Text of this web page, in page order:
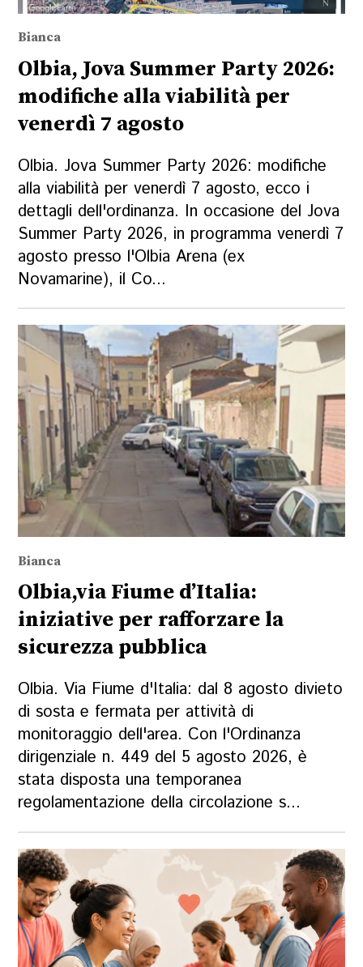
Bianca
Olbia, Jova Summer Party 2026:
modifiche alla viabilità per
venerdì 7 agosto
Olbia. Jova Summer Party 2026: modifiche
alla viabilità per venerdì 7 agosto, ecco i
dettagli dell'ordinanza. In occasione del Jova
Summer Party 2026, in programma venerdì 7
agosto presso l'Olbia Arena (ex
Novamarine), il Co...
Bianca
Olbia,via Fiume d’Italia:
iniziative per rafforzare la
sicurezza pubblica
Olbia. Via Fiume d'Italia: dal 8 agosto divieto
di sosta e fermata per attività di
monitoraggio dell'area. Con l'Ordinanza
dirigenziale n. 449 del 5 agosto 2026, è
stata disposta una temporanea
regolamentazione della circolazione s...